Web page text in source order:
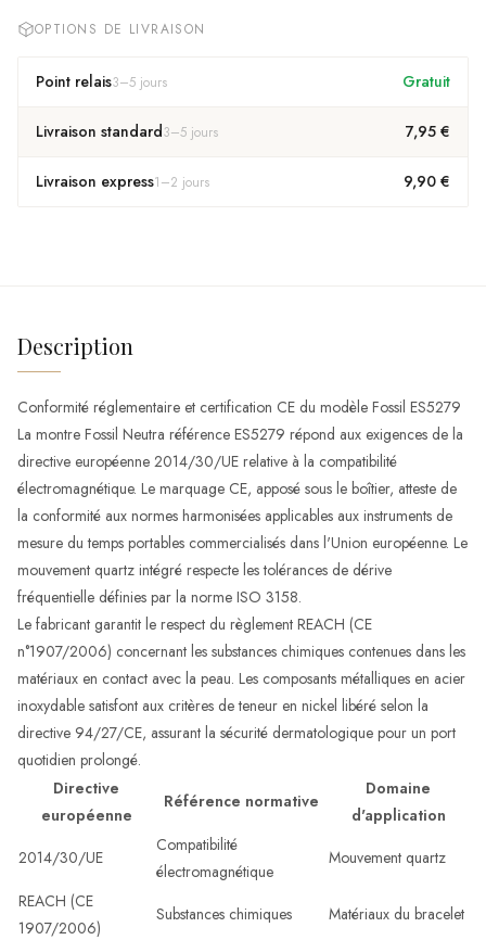
OPTIONS DE LIVRAISON
Point relais3–5 jours Gratuit
Livraison standard3–5 jours 7,95 €
Livraison express1–2 jours 9,90 €
Description
Conformité réglementaire et certification CE du modèle Fossil ES5279
La montre Fossil Neutra référence ES5279 répond aux exigences de la
directive européenne 2014/30/UE relative à la compatibilité
électromagnétique. Le marquage CE, apposé sous le boîtier, atteste de
la conformité aux normes harmonisées applicables aux instruments de
mesure du temps portables commercialisés dans l'Union européenne. Le
mouvement quartz intégré respecte les tolérances de dérive
fréquentielle définies par la norme ISO 3158.
Le fabricant garantit le respect du règlement REACH (CE
n°1907/2006) concernant les substances chimiques contenues dans les
matériaux en contact avec la peau. Les composants métalliques en acier
inoxydable satisfont aux critères de teneur en nickel libéré selon la
directive 94/27/CE, assurant la sécurité dermatologique pour un port
quotidien prolongé.
Directive
européenne
Référence normative
Domaine
d'application
2014/30/UE
Compatibilité
électromagnétique
Mouvement quartz
REACH (CE
1907/2006)
Substances chimiques
Matériaux du bracelet